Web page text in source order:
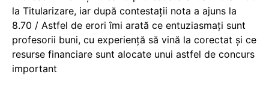
la Titularizare, iar după contestații nota a ajuns la
8.70 / Astfel de erori îmi arată ce entuziasmați sunt
profesorii buni, cu experiență să vină la corectat și ce
resurse financiare sunt alocate unui astfel de concurs
important